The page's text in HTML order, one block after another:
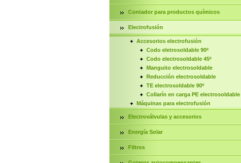
Contador para productos químicos
Electrofusión
Accesorios electrofusión
Codo eletrosoldable 90º
Codo electrosoldable 45º
Manguito electrosoldable
Reducción electrosoldable
TE electrosoldable 90º
Collarín en carga PE electrosoldable
Máquinas para electrofusión
Electroválvulas y accesorios
Energía Solar
Filtros